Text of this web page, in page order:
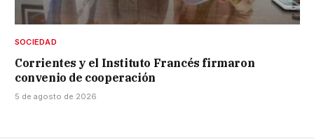
SOCIEDAD
Corrientes y el Instituto Francés firmaron
convenio de cooperación
5 de agosto de 2026